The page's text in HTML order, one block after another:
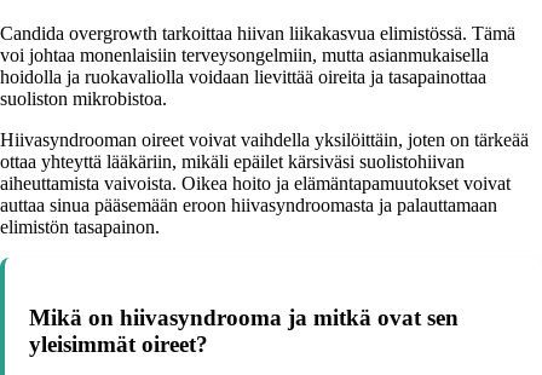
Candida overgrowth tarkoittaa hiivan liikakasvua elimistössä. Tämä
voi johtaa monenlaisiin terveysongelmiin, mutta asianmukaisella
hoidolla ja ruokavaliolla voidaan lievittää oireita ja tasapainottaa
suoliston mikrobistoa.
Hiivasyndrooman oireet voivat vaihdella yksilöittäin, joten on tärkeää
ottaa yhteyttä lääkäriin, mikäli epäilet kärsiväsi suolistohiivan
aiheuttamista vaivoista. Oikea hoito ja elämäntapamuutokset voivat
auttaa sinua pääsemään eroon hiivasyndroomasta ja palauttamaan
elimistön tasapainon.
Mikä on hiivasyndrooma ja mitkä ovat sen
yleisimmät oireet?